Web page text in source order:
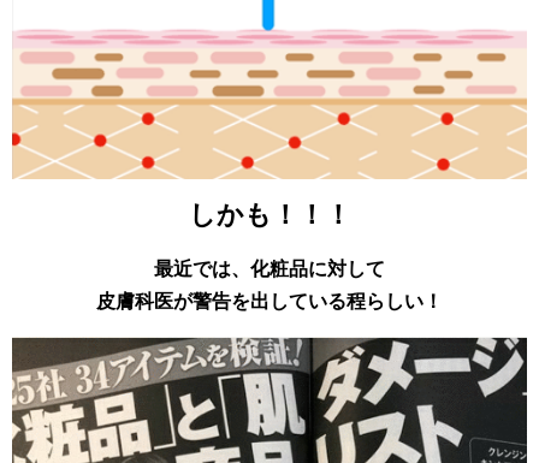
しかも！！！
最近では、化粧品に対して
皮膚科医が警告を出している程らしい！